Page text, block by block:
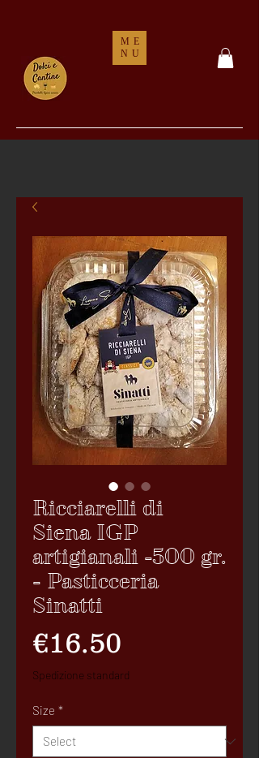
ME
NU
Ricciarelli di
Siena IGP
artigianali -500 gr.
- Pasticceria
Sinatti
€16.50
Spedizione standard
Size *